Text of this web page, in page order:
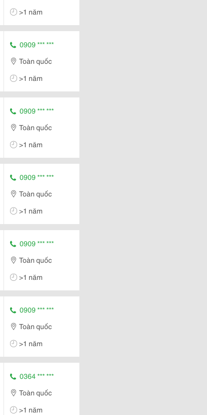
>1 năm
0909 *** ***
Toàn quốc
>1 năm
0909 *** ***
Toàn quốc
>1 năm
0909 *** ***
Toàn quốc
>1 năm
0909 *** ***
Toàn quốc
>1 năm
0909 *** ***
Toàn quốc
>1 năm
0364 *** ***
Toàn quốc
>1 năm